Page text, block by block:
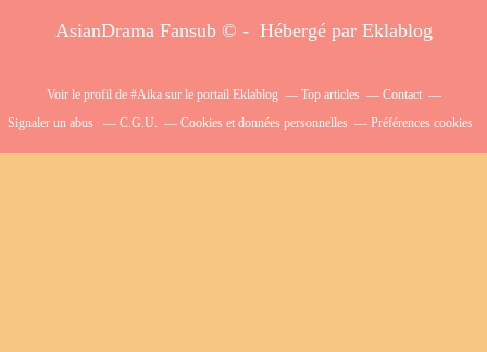
AsianDrama Fansub © - Hébergé par Eklablog
Voir le profil de #Aikasur le portail Eklablog Top articles
Contact
Signaler un abus
C.G.U. Cookies et données personnelles Préférences cookies